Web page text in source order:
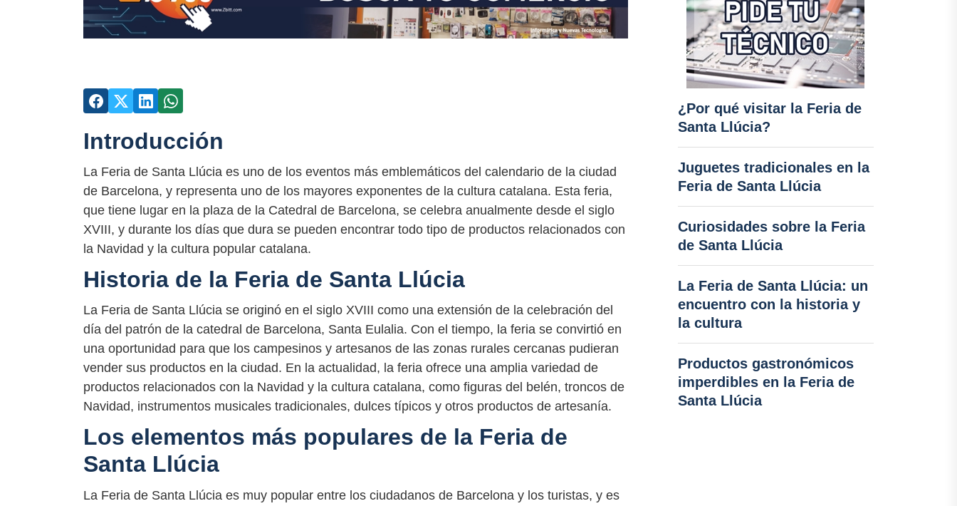
Introducción
La Feria de Santa Llúcia es uno de los eventos más emblemáticos del calendario de la ciudad
de Barcelona, ​​y representa uno de los mayores exponentes de la cultura catalana. Esta feria,
que tiene lugar en la plaza de la Catedral de Barcelona, ​​se celebra anualmente desde el siglo
XVIII, y durante los días que dura se pueden encontrar todo tipo de productos relacionados con
la Navidad y la cultura popular catalana.
Historia de la Feria de Santa Llúcia
La Feria de Santa Llúcia se originó en el siglo XVIII como una extensión de la celebración del
día del patrón de la catedral de Barcelona, ​​Santa Eulalia. Con el tiempo, la feria se convirtió en
una oportunidad para que los campesinos y artesanos de las zonas rurales cercanas pudieran
vender sus productos en la ciudad. En la actualidad, la feria ofrece una amplia variedad de
productos relacionados con la Navidad y la cultura catalana, como figuras del belén, troncos de
Navidad, instrumentos musicales tradicionales, dulces típicos y otros productos de artesanía.
Los elementos más populares de la Feria de
Santa Llúcia
La Feria de Santa Llúcia es muy popular entre los ciudadanos de Barcelona y los turistas, y es
¿Por qué visitar la Feria de
Santa Llúcia?
Juguetes tradicionales en la
Feria de Santa Llúcia
Curiosidades sobre la Feria
de Santa Llúcia
La Feria de Santa Llúcia: un
encuentro con la historia y
la cultura
Productos gastronómicos
imperdibles en la Feria de
Santa Llúcia